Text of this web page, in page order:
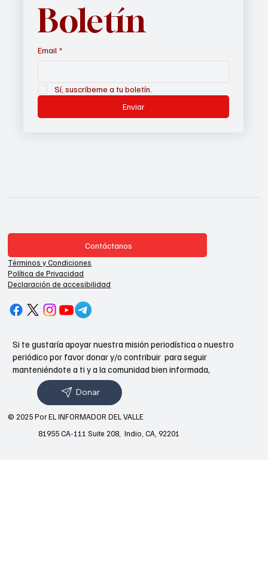
Boletín
Email *
Sí, suscríbeme a tu boletín.
Enviar
Contáctanos
Términos y Condiciones
Política de Privacidad
Declaración de accesibilidad
Si te gustaría apoyar nuestra misión periodística o nuestro
periódico por favor donar y/o contribuir para seguir
manteniéndote a ti y a la comunidad bien informada,
Donar
81955 CA-111 Suite 208, Indio, CA, 92201
© 2025 Por EL INFORMADOR DEL VALLE